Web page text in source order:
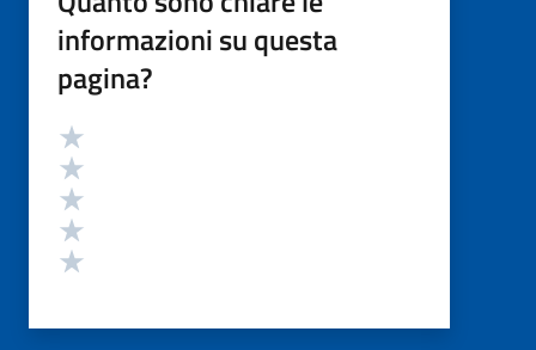
informazioni su questa
pagina?
Valutazione